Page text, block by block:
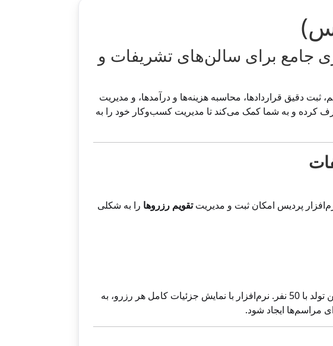
جامع برای سالن‌های تشریفات و
دقیق قراردادها، محاسبه هزینه‌ها و درآمدها، و مدیریت
کرده و به شما کمک می‌کند تا مدیریت کسب‌وکار خود را به
پردیس امکان ثبت و مدیریتتقویم رزروها را به شکلی
فرض کنید تالار شما برای تاریخ 20 بهمن دو رزرو دارد: یک مراسم عروسی با 300 مهمان و یک جشن تولد با 50 نفر. نرم‌افزار با نمایش جزئیات کامل هر رزرو، به
مراسم‌ها ایجاد شود.